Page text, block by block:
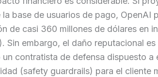
la base de usuarios de pago, OpenAI
de casi 360 millones de dólares en
Sin embargo, el daño reputacional
un contratista de defensa dispuesto a
(safety guardrails) para el cliente